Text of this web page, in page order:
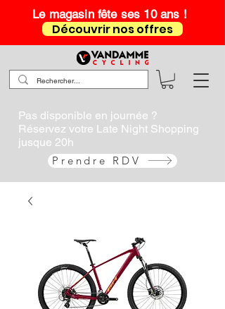
Le magasin fête ses 10 ans !
Découvrir nos offres
Pas disponible en journée ?
Réservez votre Late Night Shopping
jusque 20h
Prendre RDV